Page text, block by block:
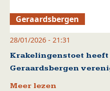
Geraardsbergen
28/01/2026 - 21:31
Krakelingenstoet
Geraardsbergen
Meer lezen